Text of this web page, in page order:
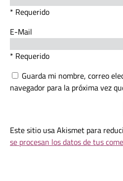
* Requerido
E-Mail
* Requerido
Guarda mi nombre, correo
navegador para la próxima vez
Este sitio usa Akismet para
se procesan los datos de tus